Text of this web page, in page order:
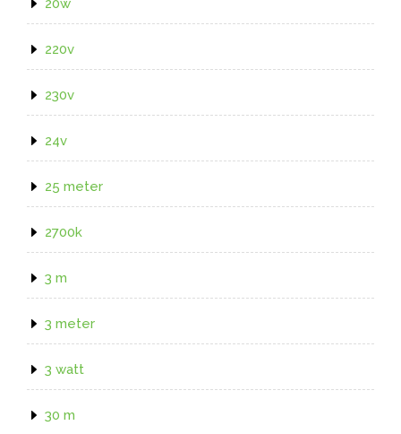
20w
220v
230v
24v
25 meter
2700k
3 m
3 meter
3 watt
30 m